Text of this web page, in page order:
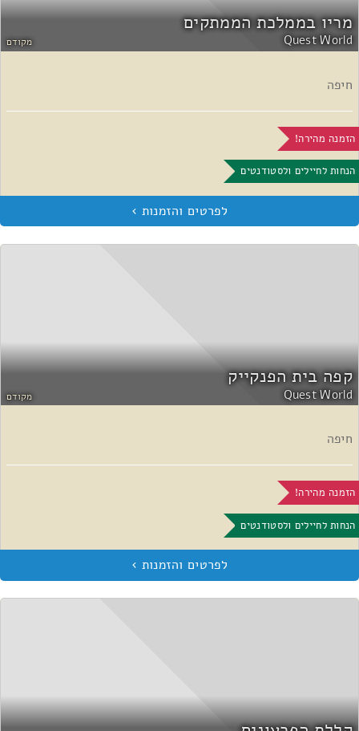
מריו בממלכת הממתקים
Quest World מקודם
חיפה
הזמנה מהירה!
הנחות לחיילים ולסטודנטים
קפה בית הפנקייק
Quest World מקודם
חיפה
הזמנה מהירה!
הנחות לחיילים ולסטודנטים